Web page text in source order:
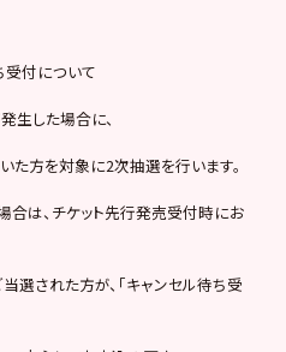
受付について
生した場合に、
た方を対象に2次抽選を行います。
合は、チケット先行発売受付時にお
選された方が、「キャンセル待ち受